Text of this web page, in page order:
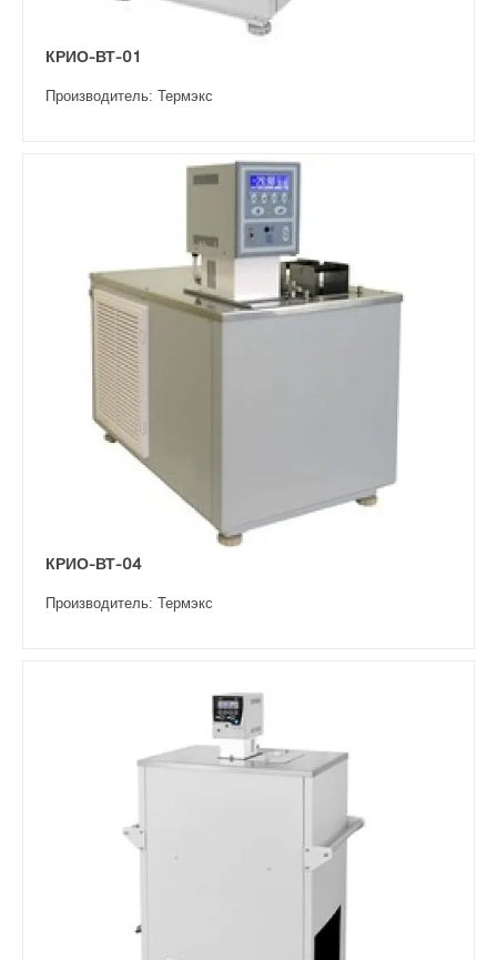
КРИО-ВТ-01
Производитель: Термэкс
КРИО-ВТ-04
Производитель: Термэкс